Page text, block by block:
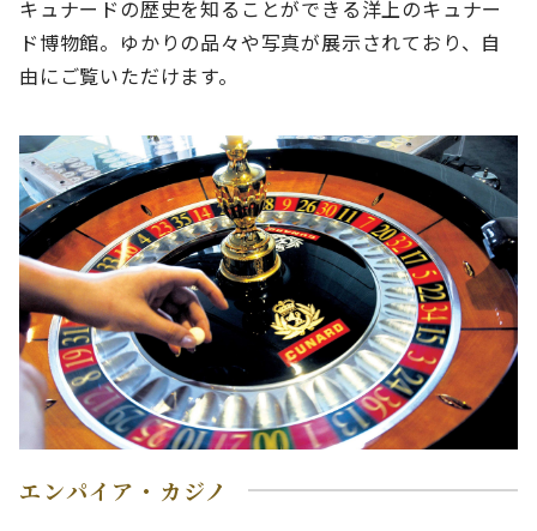
キュナードの歴史を知ることができる洋上のキュナー
ド博物館。ゆかりの品々や写真が展示されており、自
由にご覧いただけます。
エンパイア・カジノ